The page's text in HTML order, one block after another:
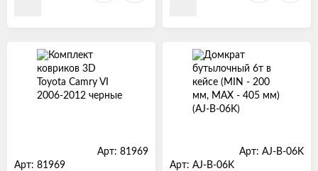
Арт: 81969
Арт: 81969
Арт: AJ-B-06K
Арт: AJ-B-06K